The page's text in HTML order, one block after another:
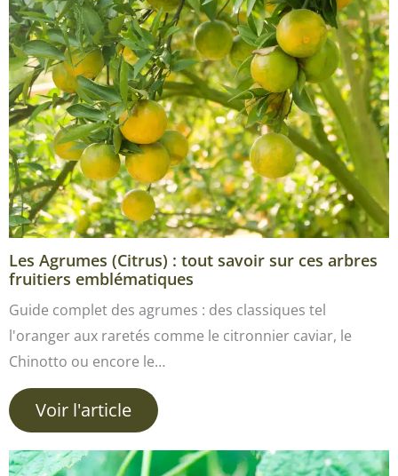
Les Agrumes (Citrus) : tout savoir sur ces arbres
fruitiers emblématiques
Guide complet des agrumes : des classiques tel
l'oranger aux raretés comme le citronnier caviar, le
Chinotto ou encore le…
Voir l'article